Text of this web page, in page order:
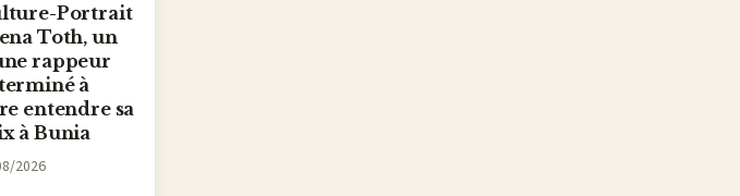
Portrait
Toth, un
rappeur
à
entendre sa
à Bunia
2026